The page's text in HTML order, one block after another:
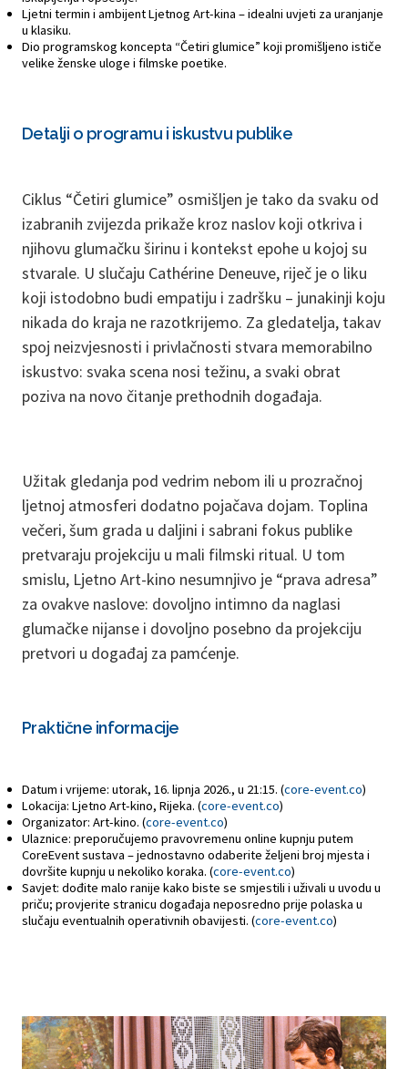
Ljetni termin i ambijent Ljetnog Art-kina – idealni uvjeti za uranjanje
u klasiku.
Dio programskog koncepta “Četiri glumice” koji promišljeno ističe
velike ženske uloge i filmske poetike.
Detalji o programu i iskustvu publike
Ciklus “Četiri glumice” osmišljen je tako da svaku od
izabranih zvijezda prikaže kroz naslov koji otkriva i
njihovu glumačku širinu i kontekst epohe u kojoj su
stvarale. U slučaju Cathérine Deneuve, riječ je o liku
koji istodobno budi empatiju i zadršku – junakinji koju
nikada do kraja ne razotkrijemo. Za gledatelja, takav
spoj neizvjesnosti i privlačnosti stvara memorabilno
iskustvo: svaka scena nosi težinu, a svaki obrat
poziva na novo čitanje prethodnih događaja.
Užitak gledanja pod vedrim nebom ili u prozračnoj
ljetnoj atmosferi dodatno pojačava dojam. Toplina
večeri, šum grada u daljini i sabrani fokus publike
pretvaraju projekciju u mali filmski ritual. U tom
smislu, Ljetno Art-kino nesumnjivo je “prava adresa”
za ovakve naslove: dovoljno intimno da naglasi
glumačke nijanse i dovoljno posebno da projekciju
pretvori u događaj za pamćenje.
Praktične informacije
Datum i vrijeme: utorak, 16. lipnja 2026., u 21:15. (core-event.co)
Lokacija: Ljetno Art-kino, Rijeka. (core-event.co)
Organizator: Art-kino. (core-event.co)
Ulaznice: preporučujemo pravovremenu online kupnju putem
CoreEvent sustava – jednostavno odaberite željeni broj mjesta i
dovršite kupnju u nekoliko koraka. (core-event.co)
Savjet: dođite malo ranije kako biste se smjestili i uživali u uvodu u
priču; provjerite stranicu događaja neposredno prije polaska u
slučaju eventualnih operativnih obavijesti. (core-event.co)